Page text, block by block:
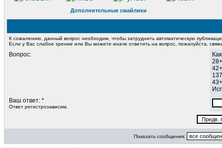
Дополнительные смайлики
К сожалению, данный вопрос необходим, чтобы затруднить автоматическую
Если у Вас слабое зрение или Вы можете иначе ответить на вопрос, пожалуйста,
Вопрос:
Ваш ответ: *
Ответ регистрозависим.
Показать сообщения: